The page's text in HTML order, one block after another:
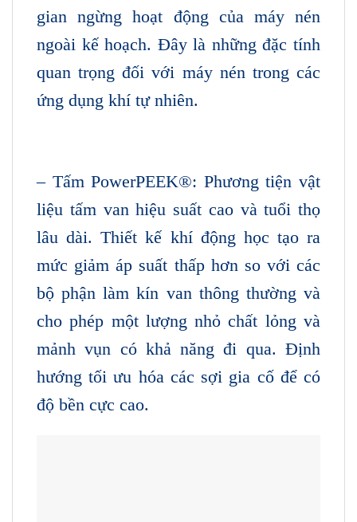
gian ngừng hoạt động của máy nén
ngoài kế hoạch. Đây là những đặc tính
quan trọng đối với máy nén trong các
ứng dụng khí tự nhiên.
– Tấm PowerPEEK®: Phương tiện vật
liệu tấm van hiệu suất cao và tuổi thọ
lâu dài. Thiết kế khí động học tạo ra
mức giảm áp suất thấp hơn so với các
bộ phận làm kín van thông thường và
cho phép một lượng nhỏ chất lỏng và
mảnh vụn có khả năng đi qua. Định
hướng tối ưu hóa các sợi gia cố để có
độ bền cực cao.